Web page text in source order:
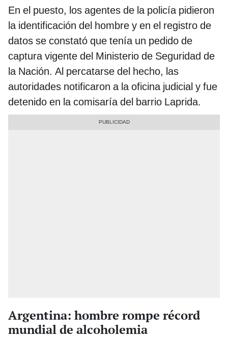
En el puesto, los agentes de la policía pidieron
la identificación del hombre y en el registro de
datos se constató que tenía un pedido de
captura vigente del Ministerio de Seguridad de
la Nación. Al percatarse del hecho, las
autoridades notificaron a la oficina judicial y fue
detenido en la comisaría del barrio Laprida.
Argentina: hombre rompe récord
mundial de alcoholemia